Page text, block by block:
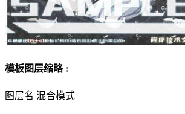
模板图层缩略 :
图层名 混合模式